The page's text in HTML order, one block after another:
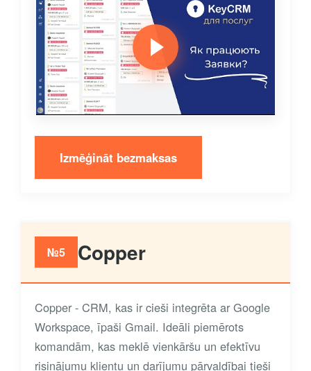
Izmēģināt bezmaksas
№5 Copper
Copper - CRM, kas ir cieši integrēta ar Google
Workspace, īpaši Gmail. Ideāli piemērots
komandām, kas meklē vienkāršu un efektīvu
risinājumu klientu un darījumu pārvaldībai tieši